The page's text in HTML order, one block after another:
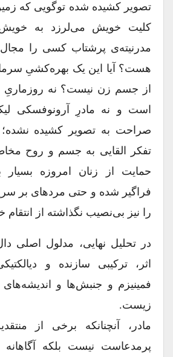
تصویر کشیده شده توگویی که
کلیت خویش می‌لرزد به خویش
مدرنیته‌ی پرشتاب کسی را مجال
هست؟ آیا این یک بهره‌کشیِ
از جسم زن نیست؟ نه روزماریِ
است و نه مادرِ آرونوفسکی لیکن
صراحت به تصویر کشیده نشده؛
تفکر القایی به جسم و روح
حمایت از زنان امروزه بسیار
فراگیر شده و حتی مردهای بر
را نیز بی‌نصیب نگذاشته از انتقام
در تحلیل نهایی، مدلول اصلی
اثر، ترکیبی سازنده و
فمینیزم و جنبش‌ها و
زیست.
مادر، آنچنانکه برخی از
پرمدعاست نیست بلکه آگاهانه